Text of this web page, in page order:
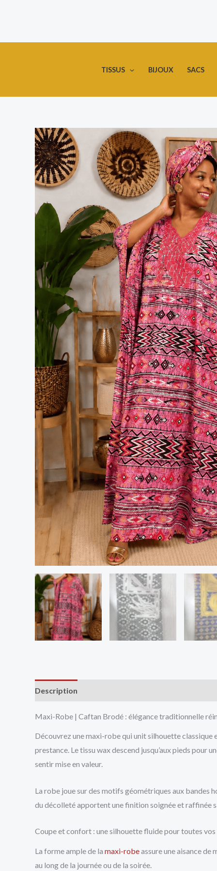
TISSUS BIJOUX SACS
Description
Maxi-Robe | Caftan Brodé : élégance traditionnelle
Découvrez une maxi-robe qui unit silhouette
prestance. Le tissu wax descend jusqu’aux pieds pour
sentir mise en valeur.
La robe joue sur des motifs géométriques aux bandes
du décolleté apportent une finition soignée et raffinée
Coupe et confort : une silhouette fluide pour toutes
La forme ample de la maxi-robeassure une aisance
au long de la journée ou de la soirée.